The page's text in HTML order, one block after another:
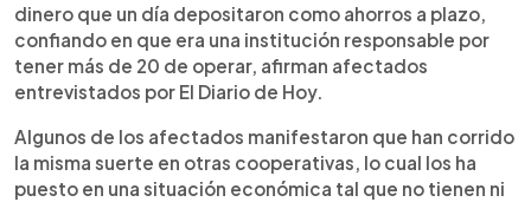
dinero que un día depositaron como ahorros a plazo,
confiando en que era una institución responsable por
tener más de 20 de operar, afirman afectados
entrevistados por El Diario de Hoy.
Algunos de los afectados manifestaron que han corrido
la misma suerte en otras cooperativas, lo cual los ha
puesto en una situación económica tal que no tienen ni